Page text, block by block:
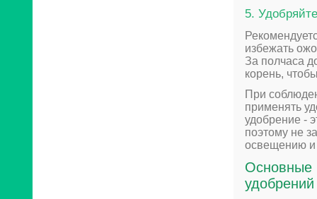
5.
избежать
За полчаса
корень,
При
применять
удобрение -
поэтому не
освещению и
Основные
удобрений